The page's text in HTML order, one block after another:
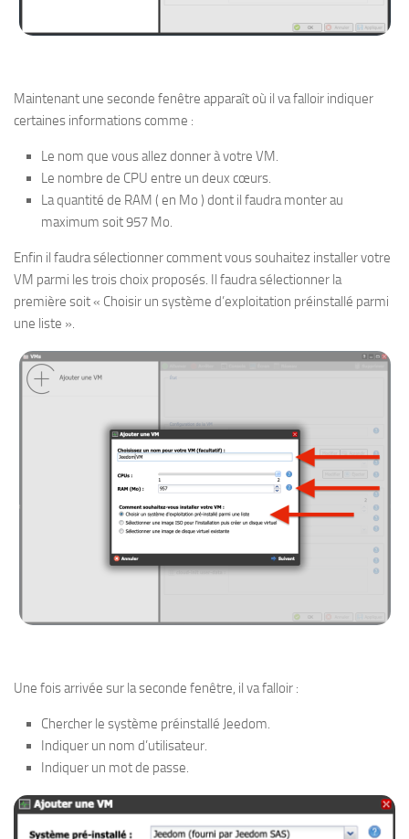
Maintenant une seconde fenêtre apparaît où il va falloir indiquer
certaines informations comme :
Le nom que vous allez donner à votre VM.
Le nombre de CPU entre un deux cœurs.
La quantité de RAM ( en Mo ) dont il faudra monter au
maximum soit 957 Mo.
Enfin il faudra sélectionner comment vous souhaitez installer votre
VM parmi les trois choix proposés. Il faudra sélectionner la
première soit « Choisir un système d’exploitation préinstallé parmi
une liste ».
Une fois arrivée sur la seconde fenêtre, il va falloir :
Chercher le système préinstallé Jeedom.
Indiquer un nom d’utilisateur.
Indiquer un mot de passe.